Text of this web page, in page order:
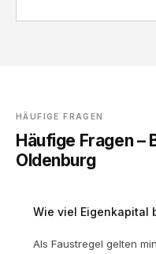
HÄUFIGE FRAGEN
Häufige Fragen –
Oldenburg
Wie viel Eigenkapital
Als Faustregel gelten